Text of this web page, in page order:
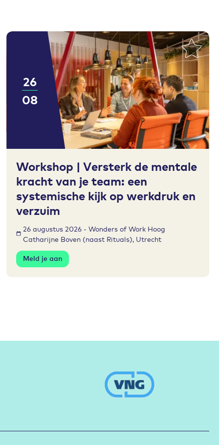
Toevoegen aan favorieten
26
08
Workshop | Versterk de mentale
kracht van je team: een
systemische kijk op werkdruk en
verzuim
26 augustus 2026 - Wonders of Work Hoog
Catharijne Boven (naast Rituals), Utrecht
Meld je aan